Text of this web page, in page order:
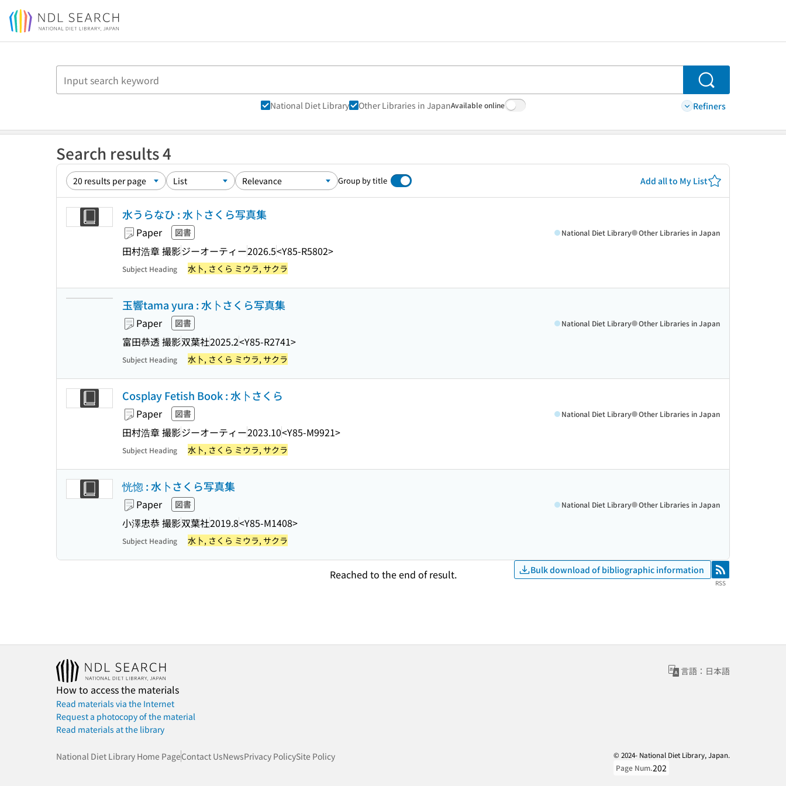
Jump to main content
Search
National Diet Library Other Libraries in JapanAvailable online Refiners
Search results 4
Group by title Add all to My List
水うらなひ : 水卜さくら写真集
Paper 図書
田村浩章 撮影ジーオーティー2026.5<Y85-R5802>
National Diet Library Other Libraries in Japan
Subject Heading 水卜, さくら ミウラ, サクラ
玉響tama yura : 水卜さくら写真集
Paper 図書
富田恭透 撮影双葉社2025.2<Y85-R2741>
National Diet Library Other Libraries in Japan
Subject Heading 水卜, さくら ミウラ, サクラ
Cosplay Fetish Book : 水卜さくら
Paper 図書
田村浩章 撮影ジーオーティー2023.10<Y85-M9921>
National Diet Library Other Libraries in Japan
Subject Heading 水卜, さくら ミウラ, サクラ
恍惚 : 水卜さくら写真集
Paper 図書
小澤忠恭 撮影双葉社2019.8<Y85-M1408>
National Diet Library Other Libraries in Japan
Subject Heading 水卜, さくら ミウラ, サクラ
Reached to the end of result. Bulk download of bibliographic information RSS
RSS
言語：日本語
How to access the materials
Read materials via the Internet
Request a photocopy of the material
Read materials at the library
National Diet Library Home PageContact UsNewsPrivacy PolicySite Policy
© 2024- National Diet Library, Japan.
Page Num.202